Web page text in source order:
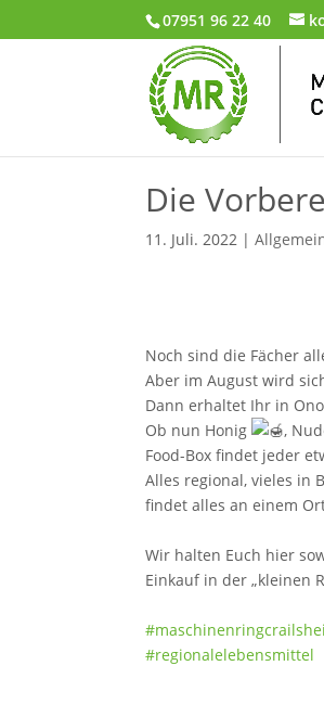
07951 96 22 40
Die
11. Juli. 2022 |
Noch sind die Fächer
Aber im August wird
Dann erhaltet Ihr in
Ob nun Honig
,
Food-Box findet jeder
Alles regional, vieles in
findet alles an einem
Wir halten Euch hier
Einkauf in der „kleinen
#regionalelebensmittel